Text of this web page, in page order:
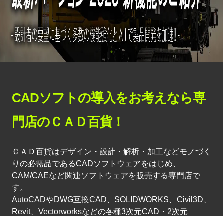
CADソフトの導入をお考えなら専
門店のＣＡＤ百貨！
ＣＡＤ百貨はデザイン・設計・解析・加工などモノづく
りの必需品であるCADソフトウェアをはじめ、
CAM/CAEなど関連ソフトウェアを販売する専門店で
す。
AutoCADやDWG互換CAD、SOLIDWORKS、Civil3D、
Revit、Vectorworksなどの各種3次元CAD・2次元